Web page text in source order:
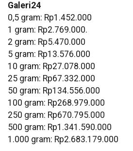
Galeri24
0,5 gram: Rp1.452.000
1 gram: Rp2.769.000.
‎2 gram: Rp5.470.000
‎5 gram: Rp13.576.000
‎10 gram: Rp27.078.000
‎25 gram: Rp67.332.000
‎50 gram: Rp134.556.000
‎100 gram: Rp268.979.000
‎250 gram: Rp670.795.000
‎500 gram: Rp1.341.590.000
‎1.000 gram: Rp2.683.179.000